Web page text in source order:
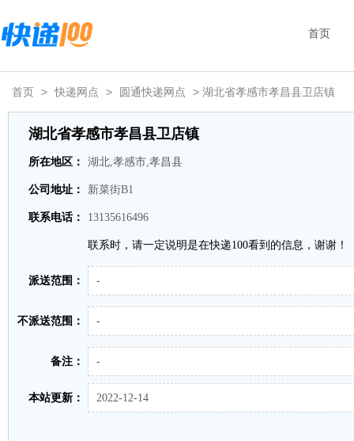
首页
首页 > 快递网点 > 圆通快递网点 > 湖北省孝感市孝昌县卫店镇
湖北省孝感市孝昌县卫店镇
所在地区： 湖北,孝感市,孝昌县
公司地址： 新菜街B1
联系电话： 13135616496
联系时，请一定说明是在快递100看到的信息，谢谢！
派送范围： -
不派送范围： -
备注： -
本站更新： 2022-12-14